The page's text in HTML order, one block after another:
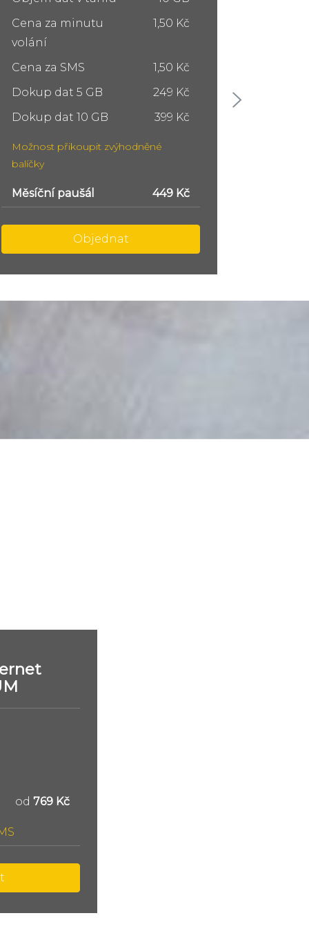
Cena za minutu
volání
1,50 Kč
Cena za SMS
1,50 Kč
Dokup dat 5 GB
249 Kč
Dokup dat 10 GB
399 Kč
Možnost přikoupit zvýhodněné
balíčky
Měsíční paušál 749 Kč
Objednat
od 769 Kč